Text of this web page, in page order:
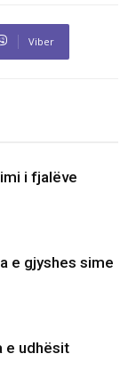
Viber
i fjalëve
e gjyshes sime
e udhësit